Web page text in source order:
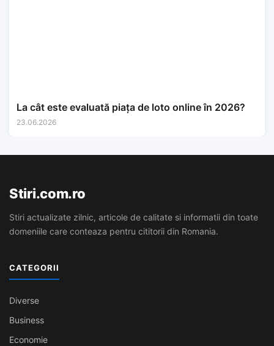
La cât este evaluată piața de loto online în 2026?
23.06.2026
Stiri.com.ro
Stiri actualizate zilnic, articole de calitate si informatii din toate
domeniile care conteaza pentru cititorii din Romania.
CATEGORII
Diverse
Business
Economie